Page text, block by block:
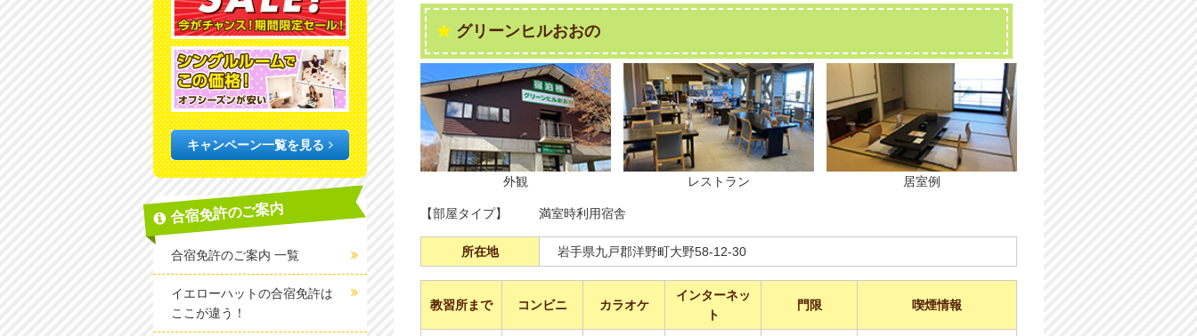
グリーンヒルおおの
外観 レストラン 居室例
【部屋タイプ】 満室時利用宿舎
所在地 岩手県九戸郡洋野町大野58-12-30
教習所まで コンビニ カラオケ
インターネッ
ト
門限 喫煙情報
キャンペーン一覧を見る
合宿免許のご案内
合宿免許のご案内 一覧
イエローハットの合宿免許は
ここが違う！